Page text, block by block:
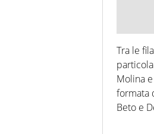
Tra le
Molina
formata
Beto e